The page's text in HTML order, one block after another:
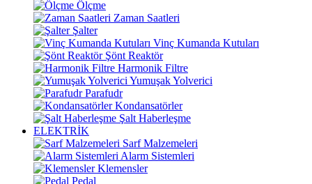
Ölçme
Zaman Saatleri
Şalter
Vinç Kumanda Kutuları
Şönt Reaktör
Harmonik Filtre
Yumuşak Yolverici
Parafudr
Kondansatörler
Şalt Haberleşme
ELEKTRİK
Sarf Malzemeleri
Alarm Sistemleri
Klemensler
Pedal